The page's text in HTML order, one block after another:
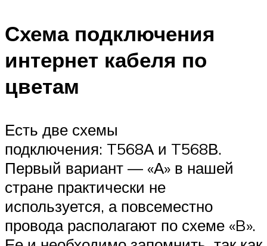
Схема подключения
интернет кабеля по
цветам
Есть две схемы
подключения: T568А и T568В.
Первый вариант — «А» в нашей
стране практически не
используется, а повсеместно
провода располагают по схеме «B».